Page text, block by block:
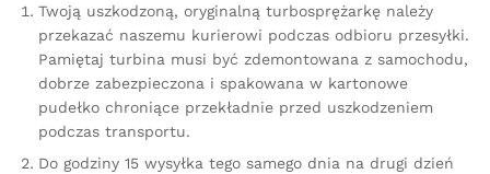
Twoją uszkodzoną, oryginalną turbosprężarkę należy
przekazać naszemu kurierowi podczas odbioru przesyłki.
Pamiętaj turbina musi być zdemontowana z samochodu,
dobrze zabezpieczona i spakowana w kartonowe
pudełko chroniące przekładnie przed uszkodzeniem
podczas transportu.
Do godziny 15 wysyłka tego samego dnia na drugi dzień